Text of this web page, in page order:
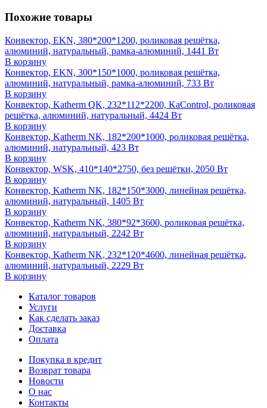
Похожие товары
Конвектор, EKN, 380*200*1200, роликовая решётка,
алюминий, натуральный, рамка-алюминий, 1441 Вт
В корзину
Конвектор, EKN, 300*150*1000, роликовая решётка,
алюминий, натуральный, рамка-алюминий, 733 Вт
В корзину
Конвектор, Katherm QK, 232*112*2200, KaControl, роликовая
решётка, алюминий, натуральный, 4424 Вт
В корзину
Конвектор, Katherm NK, 182*200*1000, роликовая решётка,
алюминий, натуральный, 423 Вт
В корзину
Конвектор, WSK, 410*140*2750, без решётки, 2050 Вт
В корзину
Конвектор, Katherm NK, 182*150*3000, линейная решётка,
алюминий, натуральный, 1405 Вт
В корзину
Конвектор, Katherm NK, 380*92*3600, роликовая решётка,
алюминий, натуральный, 2242 Вт
В корзину
Конвектор, Katherm NK, 232*120*4600, линейная решётка,
алюминий, натуральный, 2229 Вт
В корзину
Каталог товаров
Услуги
Как сделать заказ
Доставка
Оплата
Покупка в кредит
Возврат товара
Новости
О нас
Контакты